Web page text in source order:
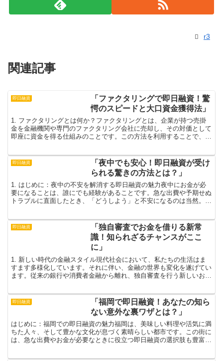
r3
関連記事
即日融資
「ファクタリングで即日融資！驚
愕のスピードと大口資金獲得法」
1. ファクタリングとは何か？ファクタリングとは、企業が持つ売掛
金を金融機関や専門のファクタリング会社に売却し、その対価として
即座に資金を得る仕組みのことです。この方法を利用することで、企
即日融資
「夜中でも安心！即日融資が受け
られる驚きの方法とは？」
1. はじめに：夜中の不安を解消する即日融資の魅力夜中にお金が必
要になることは、誰にでも経験があることです。急な出費や予期せぬ
トラブルに直面したとき、「どうしよう」と不安になるのは当然。し
即日融資
「独自審査でお金を借りる新常
識！知られざるチャンスがここ
に」
1. 新しい時代の金融スタイル現代社会において、私たちの生活はま
すます多様化しています。それに伴い、金融の世界も変化を遂げてい
ます。従来の銀行や消費者金融から離れ、独自審査を行う新しいお金
即日融資
「福岡で即日融資！あなたの知ら
ない意外な裏ワザとは？」
はじめに：福岡での即日融資の魅力福岡は、美味しい料理や活気に満
ちた人々、そして豊かな文化が息づく素晴らしい都市です。この街に
は、急な出費やお金が必要なときに役立つ即日融資の選択肢も豊富に